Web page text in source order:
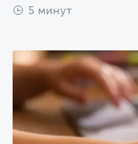
5 минут